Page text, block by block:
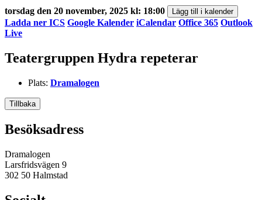
torsdag den 20 november, 2025 kl: 18:00 Lägg till i kalender
Ladda ner ICS Google Kalender iCalendar Office 365 Outlook
Live
Teatergruppen Hydra repeterar
Plats: Dramalogen
Tillbaka
Besöksadress
Dramalogen
Larsfridsvägen 9
302 50 Halmstad